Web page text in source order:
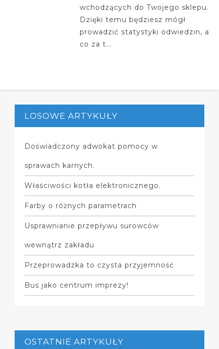
wchodzących do Twojego sklepu.
Dzięki temu będziesz mógł
prowadzić statystyki odwiedzin, a
co za t...
LOSOWE ARTYKUŁY
Doświadczony adwokat pomocy w
sprawach karnych.
Właściwości kotła elektronicznego.
Farby o różnych parametrach
Usprawnianie przepływu surowców
wewnątrz zakładu
Przeprowadzka to czysta przyjemność
Bus jako centrum imprezy!
OSTATNIE ARTYKUŁY